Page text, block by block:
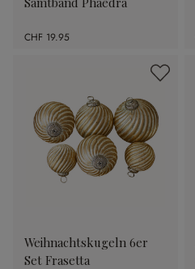
CHF 19.95
Weihnachtskugeln 6er
Set Frasetta